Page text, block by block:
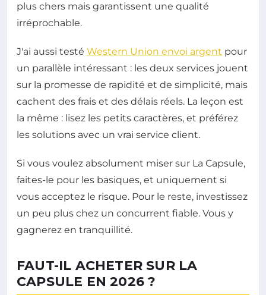
plus chers mais garantissent une qualité
irréprochable.
J'ai aussi testé Western Union envoi argent pour
un parallèle intéressant : les deux services jouent
sur la promesse de rapidité et de simplicité, mais
cachent des frais et des délais réels. La leçon est
la même : lisez les petits caractères, et préférez
les solutions avec un vrai service client.
Si vous voulez absolument miser sur La Capsule,
faites-le pour les basiques, et uniquement si
vous acceptez le risque. Pour le reste, investissez
un peu plus chez un concurrent fiable. Vous y
gagnerez en tranquillité.
FAUT-IL ACHETER SUR LA
CAPSULE EN 2026 ?